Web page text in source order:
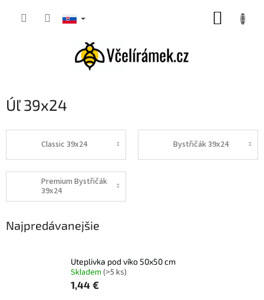
Úľ 39x24
Classic 39x24 Bystřičák 39x24
Premium Bystřičák
39x24
Najpredávanejšie
Uteplivka pod víko 50x50 cm
Skladem (>5 ks)
1,44 €